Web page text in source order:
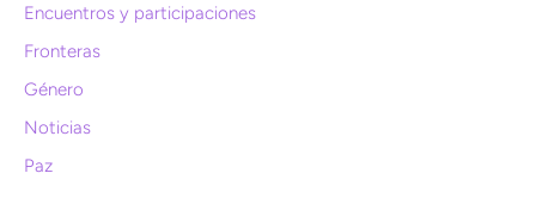
Encuentros y participaciones
Fronteras
Género
Noticias
Paz